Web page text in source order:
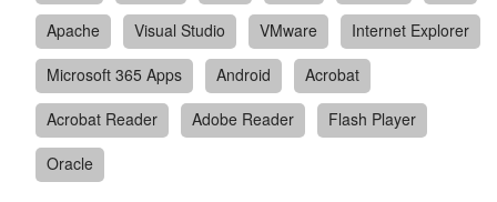
Apache
Visual Studio VMware
Internet Explorer
Microsoft 365 Apps
Android
Acrobat
Acrobat Reader
Adobe Reader
Flash Player
Oracle